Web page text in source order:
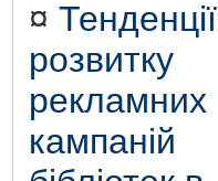
¤ Тенденції
розвитку
рекламних
кампаній